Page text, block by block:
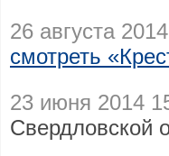
26 августа
смотреть
23 июня 2014
Свердловской